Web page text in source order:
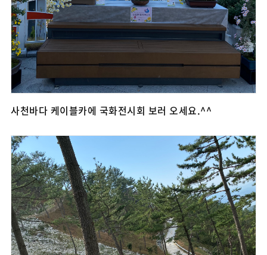
사천바다 케이블카에 국화전시회 보러 오세요.^^